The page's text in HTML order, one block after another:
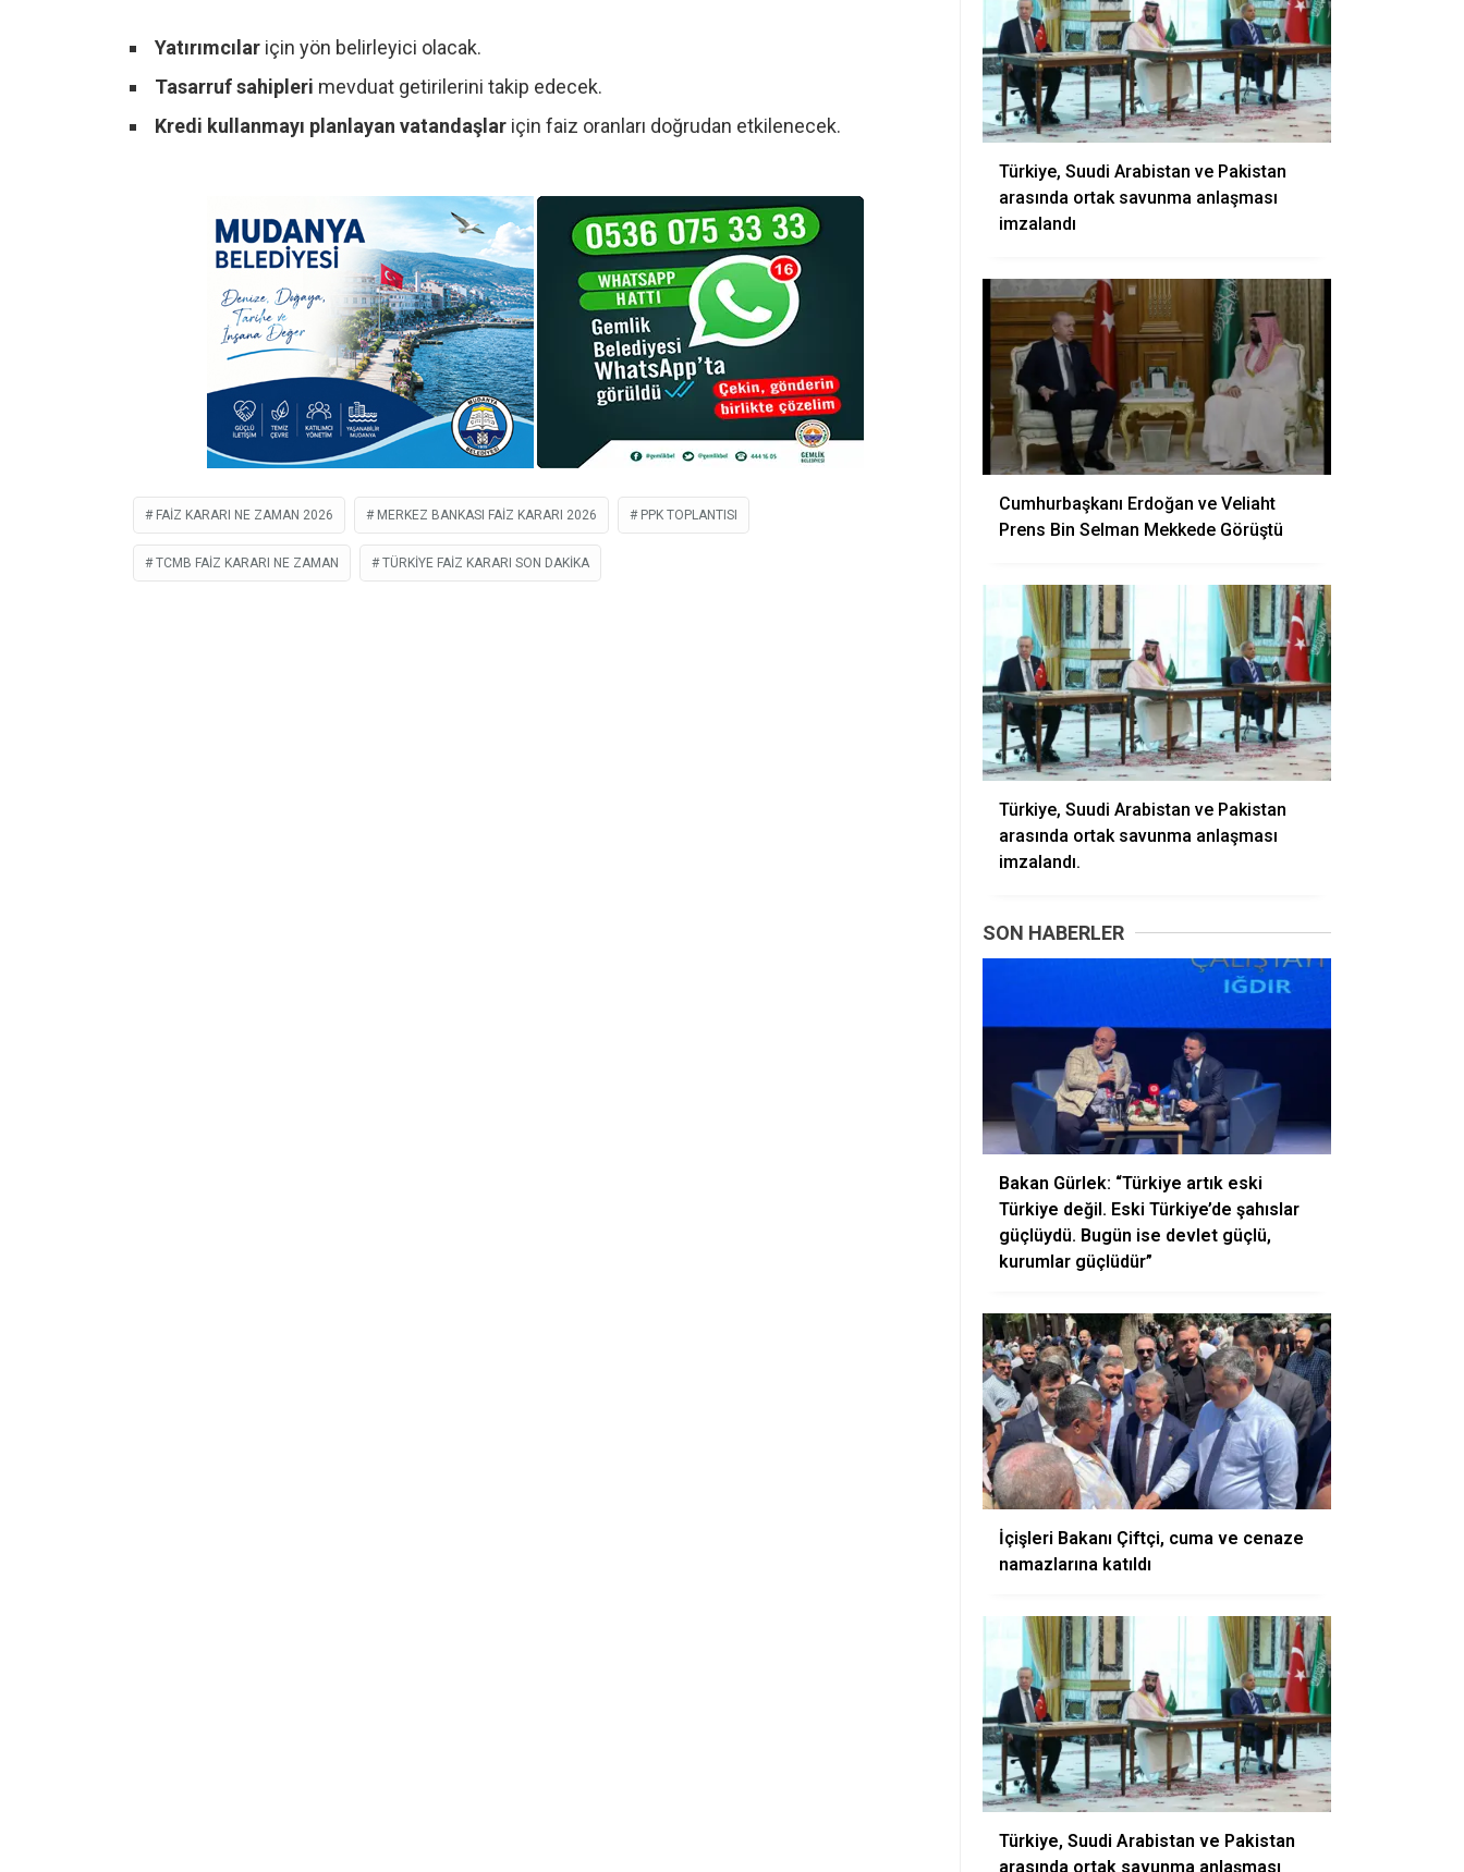
Yatırımcılar için yön belirleyici olacak.
Tasarruf sahipleri mevduat getirilerini takip edecek.
Kredi kullanmayı planlayan vatandaşlar için faiz oranları doğrudan etkilenecek.
FAIZ KARARI NE ZAMAN 2026 MERKEZ BANKASI FAIZ KARARI 2026 PPK TOPLANTISI
TCMB FAIZ KARARI NE ZAMAN TÜRKIYE FAIZ KARARI SON DAKIKA
Türkiye, Suudi Arabistan ve Pakistan
arasında ortak savunma anlaşması
imzalandı
Cumhurbaşkanı Erdoğan ve Veliaht
Prens Bin Selman Mekkede Görüştü
Türkiye, Suudi Arabistan ve Pakistan
arasında ortak savunma anlaşması
imzalandı.
SON HABERLER
Bakan Gürlek: “Türkiye artık eski
Türkiye değil. Eski Türkiye’de şahıslar
güçlüydü. Bugün ise devlet güçlü,
kurumlar güçlüdür”
İçişleri Bakanı Çiftçi, cuma ve cenaze
namazlarına katıldı
Türkiye, Suudi Arabistan ve Pakistan
arasında ortak savunma anlaşması